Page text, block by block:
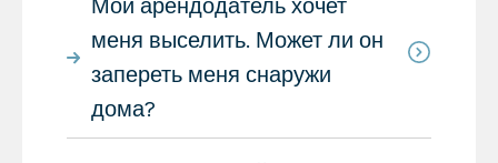
Мой арендодатель хочет
меня выселить. Может ли он
запереть меня снаружи
дома?